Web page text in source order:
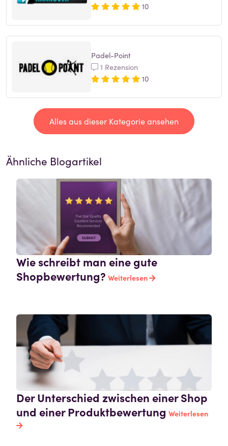
10
Padel-Point
1 Rezension
10
Alles aus dieser Kategorie ansehen
Ähnliche Blogartikel
Wie schreibt man eine gute
Shopbewertung? Weiterlesen
Der Unterschied zwischen einer Shop
und einer Produktbewertung Weiterlesen